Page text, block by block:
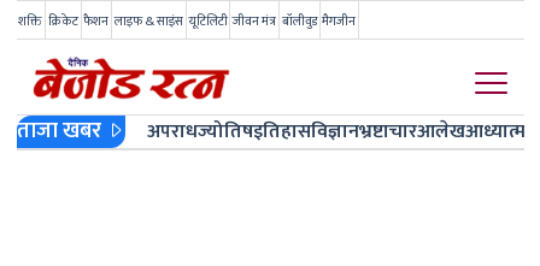
शक्ति क्रिकेट फैशन लाइफ & साइंस यूटिलिटी जीवन मंत्र बॉलीवुड मैगजीन
ताजा खबर अपराधज्योतिषइतिहासविज्ञानभ्रष्टाचारआलेखआध्यात्म